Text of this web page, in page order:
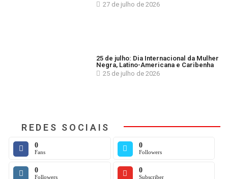
27 de julho de 2026
25 de julho: Dia Internacional da Mulher
Negra, Latino-Americana e Caribenha
25 de julho de 2026
REDES SOCIAIS
0
Fans
0
Followers
0
Followers
0
Subscriber